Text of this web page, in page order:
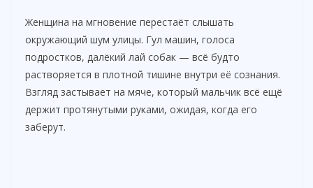
Женщина на мгновение перестаёт слышать
окружающий шум улицы. Гул машин, голоса
подростков, далёкий лай собак — всё будто
растворяется в плотной тишине внутри её сознания.
Взгляд застывает на мяче, который мальчик всё ещё
держит протянутыми руками, ожидая, когда его
заберут.